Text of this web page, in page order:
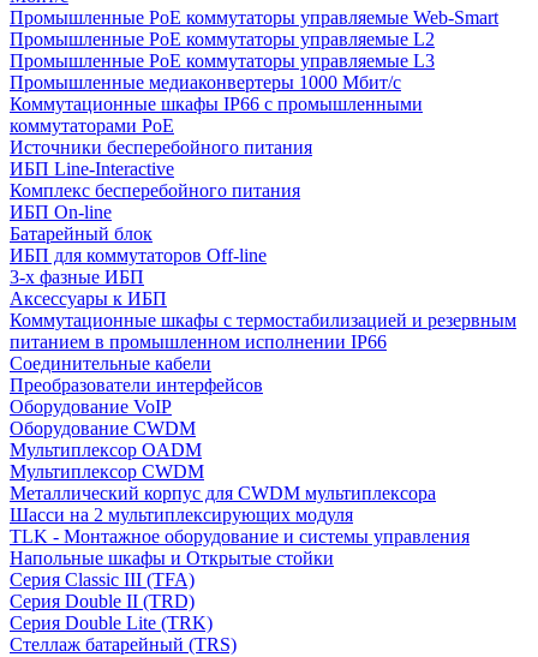
Промышленные PoE коммутаторы управляемые Web-Smart
Промышленные PoE коммутаторы управляемые L2
Промышленные PoE коммутаторы управляемые L3
Промышленные медиаконвертеры 1000 Мбит/с
Коммутационные шкафы IP66 c промышленными
коммутаторами PoE
Источники бесперебойного питания
ИБП Line-Interactive
Комплекс бесперебойного питания
ИБП On-line
Батарейный блок
ИБП для коммутаторов Off-line
3-х фазные ИБП
Аксессуары к ИБП
Коммутационные шкафы с термостабилизацией и резервным
питанием в промышленном исполнении IP66
Соединительные кабели
Преобразователи интерфейсов
Оборудование VoIP
Оборудование CWDM
Мультиплекcор OADM
Мультиплексор CWDM
Металлический корпус для CWDM мультиплексора
Шасси на 2 мультиплексирующих модуля
TLK - Монтажное оборудование и системы управления
Напольные шкафы и Открытые стойки
Серия Classic III (TFA)
Серия Double II (TRD)
Серия Double Lite (TRK)
Стеллаж батарейный (TRS)